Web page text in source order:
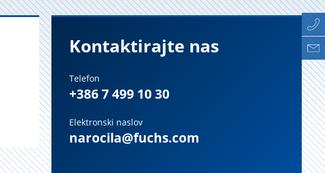
Kontaktirajte nas
Telefon
+386 7 499 10 30
Elektronski naslov
narocila@fuchs.com